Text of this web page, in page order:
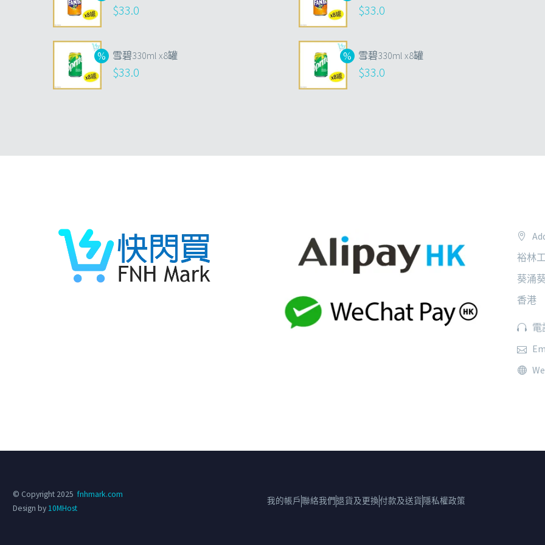
$33.0
雪碧330ml x8罐
$33.0
$33.0
雪碧330ml x8罐
$33.0
裕林
葵涌
香港
電
© Copyright 2025 fnhmark.com
Design by10MHost
我的帳戶聯絡我們退貨及更換付款及送貨 隱私權政策